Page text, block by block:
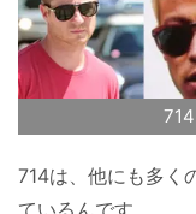
714は、他にも多く
ているんです。